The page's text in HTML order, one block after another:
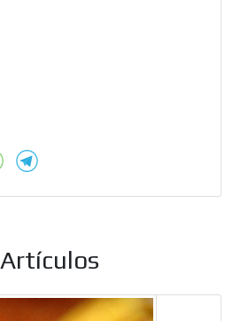
Artículos